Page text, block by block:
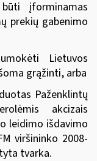
įforminamas
prekių gabenimo
Lietuvos
grąžinti, arba
Paženklintų
akcizais
leidimo išdavimo
viršininko 2008-
tvarka.